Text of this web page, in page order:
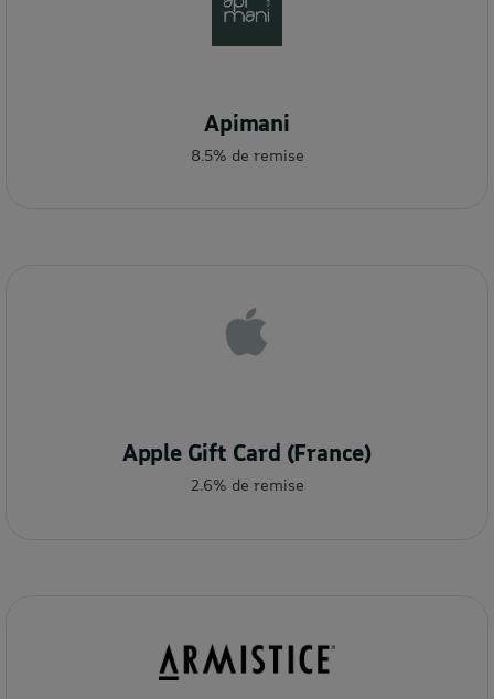
Apimani
8.5% de remise
Apple Gift Card (France)
2.6% de remise